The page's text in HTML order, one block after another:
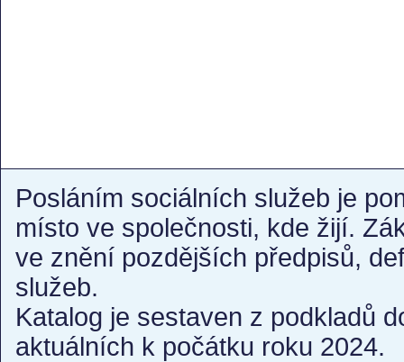
Posláním sociálních služeb je
místo ve společnosti, kde žijí.
ve znění pozdějších předpisů,
služeb.
Katalog je sestaven z podkladů
aktuálních k počátku roku 2024.